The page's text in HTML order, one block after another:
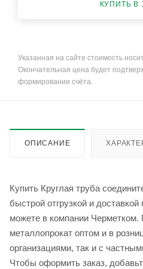
КУПИТЬ В
Указанная на сайте стоимость
Окончательная цена будет
формировании счёта.
ОПИСАНИЕ
Купить Круглая труба
быстрой отгрузкой и
можете в компании
металлопрокат оптом и в
организациями, так и с
Чтобы оформить заказ,